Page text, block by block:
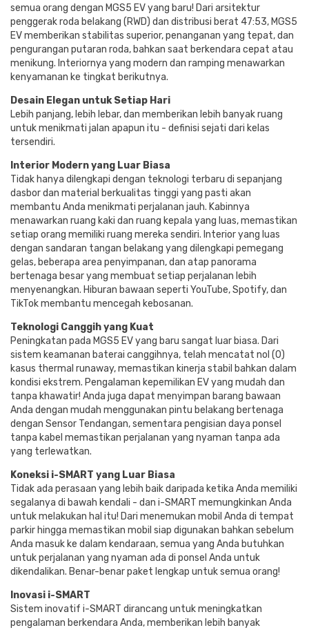
semua orang dengan MGS5 EV yang baru! Dari arsitektur
penggerak roda belakang (RWD) dan distribusi berat 47:53, MGS5
EV memberikan stabilitas superior, penanganan yang tepat, dan
pengurangan putaran roda, bahkan saat berkendara cepat atau
menikung. Interiornya yang modern dan ramping menawarkan
kenyamanan ke tingkat berikutnya.
Desain Elegan untuk Setiap Hari
Lebih panjang, lebih lebar, dan memberikan lebih banyak ruang
untuk menikmati jalan apapun itu - definisi sejati dari kelas
tersendiri.
Interior Modern yang Luar Biasa
Tidak hanya dilengkapi dengan teknologi terbaru di sepanjang
dasbor dan material berkualitas tinggi yang pasti akan
membantu Anda menikmati perjalanan jauh. Kabinnya
menawarkan ruang kaki dan ruang kepala yang luas, memastikan
setiap orang memiliki ruang mereka sendiri. Interior yang luas
dengan sandaran tangan belakang yang dilengkapi pemegang
gelas, beberapa area penyimpanan, dan atap panorama
bertenaga besar yang membuat setiap perjalanan lebih
menyenangkan. Hiburan bawaan seperti YouTube, Spotify, dan
TikTok membantu mencegah kebosanan.
Teknologi Canggih yang Kuat
Peningkatan pada MGS5 EV yang baru sangat luar biasa. Dari
sistem keamanan baterai canggihnya, telah mencatat nol (0)
kasus thermal runaway, memastikan kinerja stabil bahkan dalam
kondisi ekstrem. Pengalaman kepemilikan EV yang mudah dan
tanpa khawatir! Anda juga dapat menyimpan barang bawaan
Anda dengan mudah menggunakan pintu belakang bertenaga
dengan Sensor Tendangan, sementara pengisian daya ponsel
tanpa kabel memastikan perjalanan yang nyaman tanpa ada
yang terlewatkan.
Koneksi i-SMART yang Luar Biasa
Tidak ada perasaan yang lebih baik daripada ketika Anda memiliki
segalanya di bawah kendali - dan i-SMART memungkinkan Anda
untuk melakukan hal itu! Dari menemukan mobil Anda di tempat
parkir hingga memastikan mobil siap digunakan bahkan sebelum
Anda masuk ke dalam kendaraan, semua yang Anda butuhkan
untuk perjalanan yang nyaman ada di ponsel Anda untuk
dikendalikan. Benar-benar paket lengkap untuk semua orang!
Inovasi i-SMART
Sistem inovatif i-SMART dirancang untuk meningkatkan
pengalaman berkendara Anda, memberikan lebih banyak